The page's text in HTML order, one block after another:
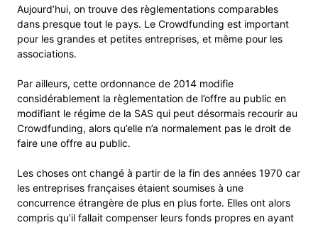
Aujourd’hui, on trouve des règlementations comparables
dans presque tout le pays. Le Crowdfunding est important
pour les grandes et petites entreprises, et même pour les
associations.
Par ailleurs, cette ordonnance de 2014 modifie
considérablement la règlementation de l’offre au public en
modifiant le régime de la SAS qui peut désormais recourir au
Crowdfunding, alors qu’elle n’a normalement pas le droit de
faire une offre au public.
Les choses ont changé à partir de la fin des années 1970 car
les entreprises françaises étaient soumises à une
concurrence étrangère de plus en plus forte. Elles ont alors
compris qu’il fallait compenser leurs fonds propres en ayant